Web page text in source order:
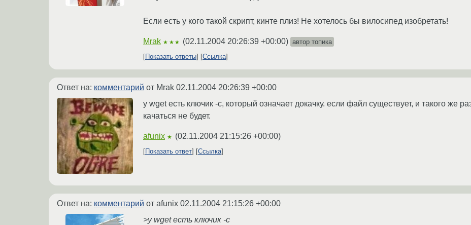
Если есть у кого такой скрипт, кинте плиз! Не хотелось бы вилосипед изобретать!
Mrak ★★★ (02.11.2004 20:26:39 +00:00) автор топика
Показать ответы
Ссылка
Ответ на: комментарий от Mrak 02.11.2004 20:26:39 +00:00
у wget есть ключик -c, который означает докачку. если файл существует, и такого же
качаться не будет.
afunix ★ (02.11.2004 21:15:26 +00:00)
Показать ответ Ссылка
Ответ на: комментарий от afunix 02.11.2004 21:15:26 +00:00
>у wget есть ключик -c